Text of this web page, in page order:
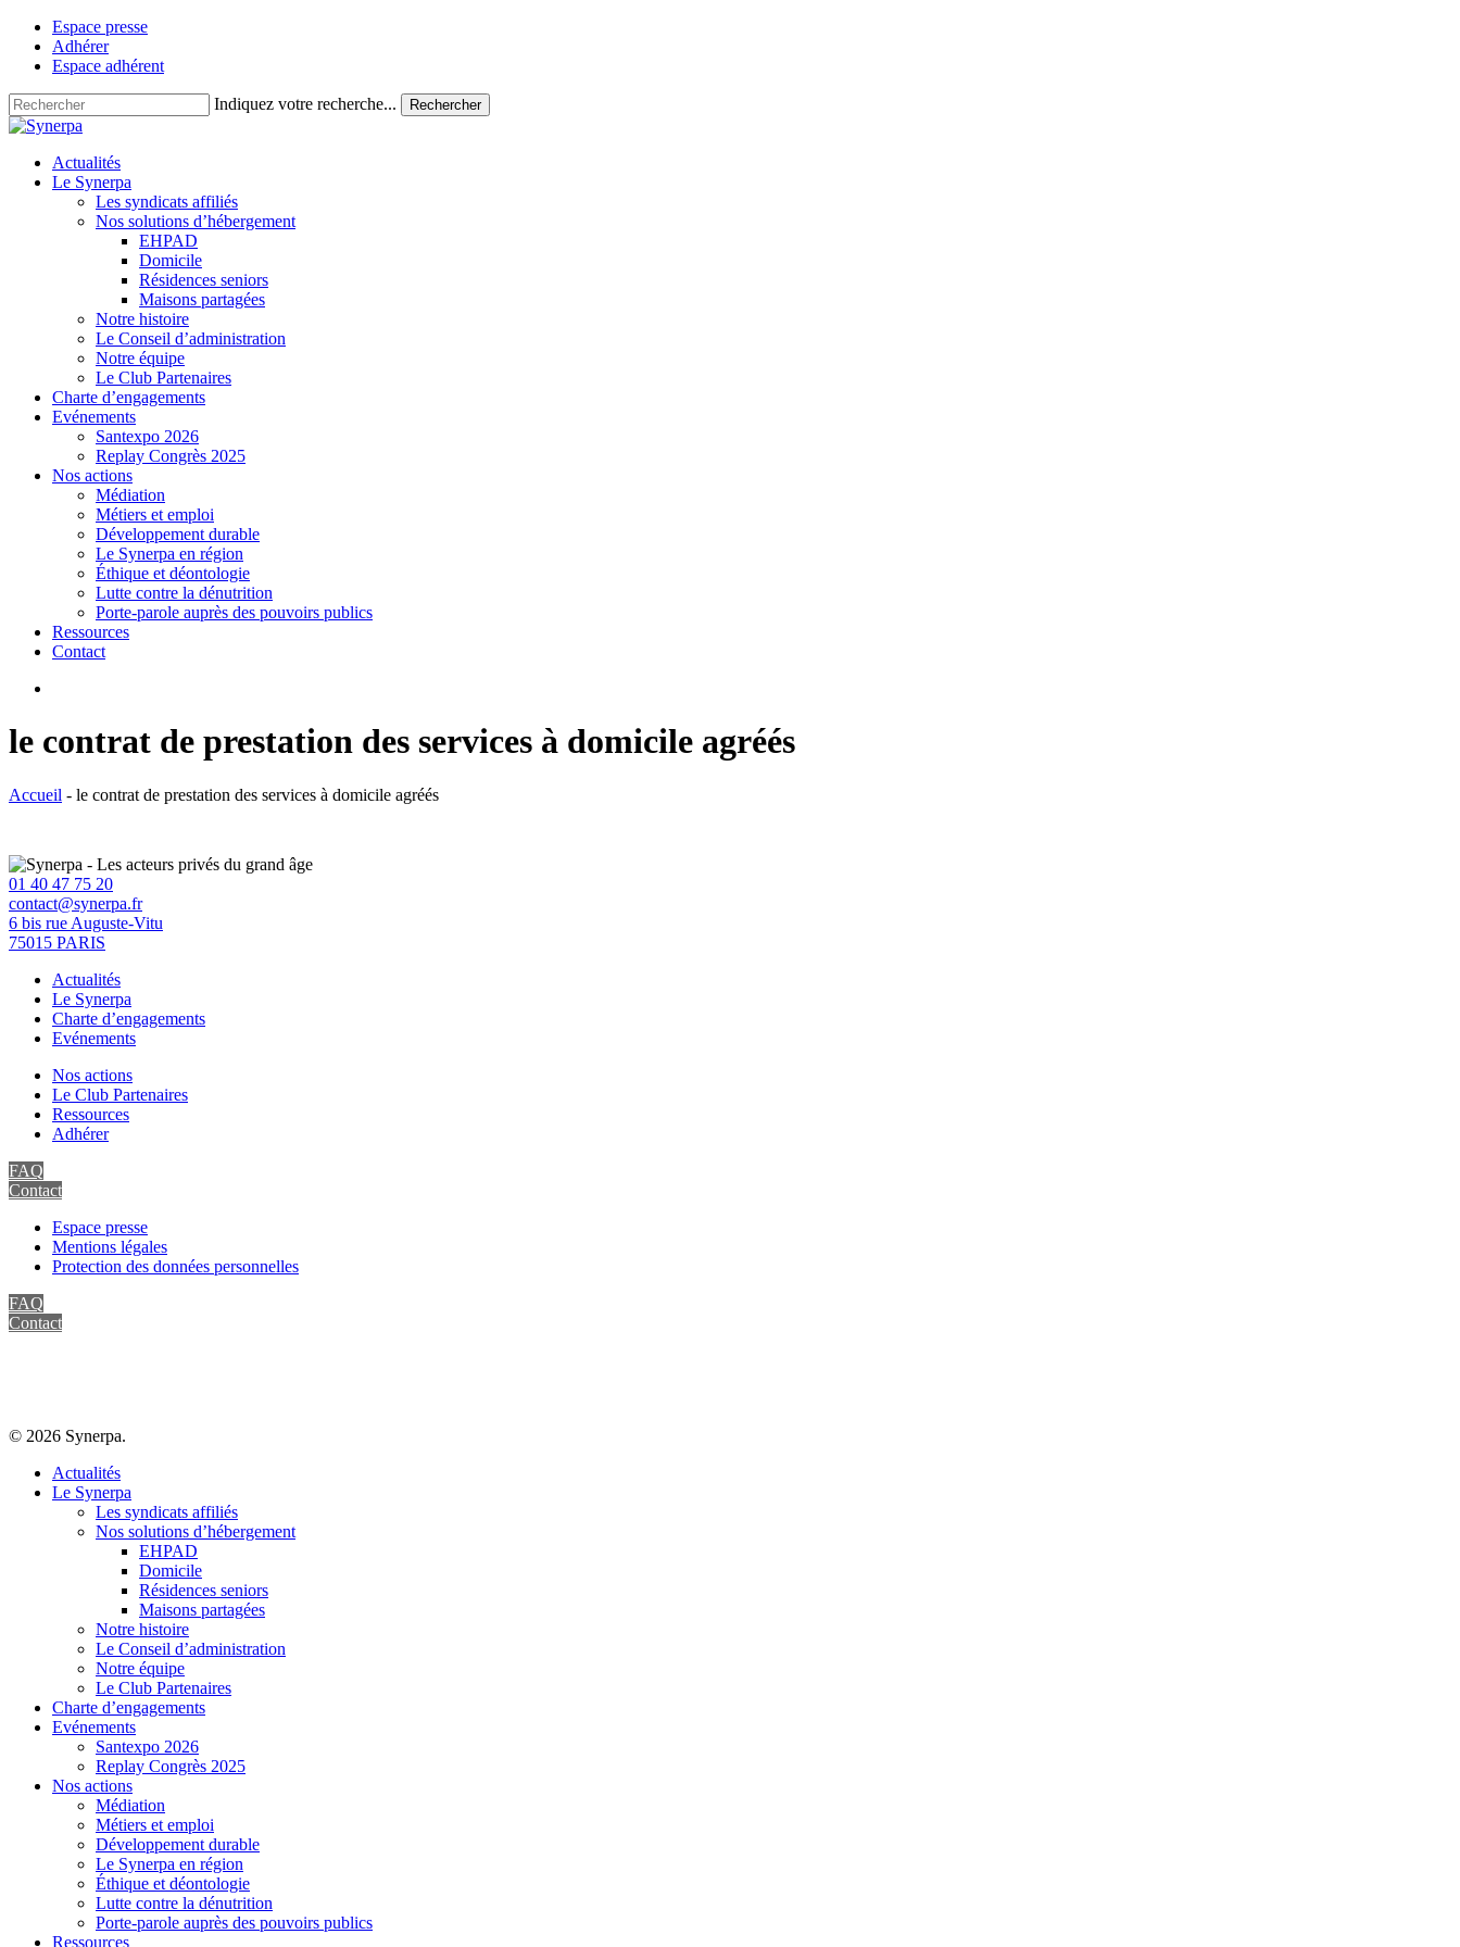
Skip
main
Espace presse
Adhérer
Espace adhérent
Indiquez votre recherche... Rechercher
Close
search
Menu
Actualités
Le Synerpa
Les syndicats affiliés
Nos solutions d’hébergement
EHPAD
Domicile
Résidences seniors
Maisons partagées
Notre histoire
Le Conseil d’administration
Notre équipe
Le Club Partenaires
Charte d’engagements
Evénements
Santexpo 2026
Replay Congrès 2025
Nos actions
Médiation
Métiers et emploi
Développement durable
Le Synerpa en région
Éthique et déontologie
Lutte contre la dénutrition
Porte-parole auprès des pouvoirs publics
Ressources
Contact
le contrat de prestation des services à domicile agréés
Accueil - le contrat de prestation des services à domicile agréés
01 40 47 75 20
contact@synerpa.fr
6 bis rue Auguste-Vitu
75015 PARIS
Actualités
Le Synerpa
Charte d’engagements
Evénements
Nos actions
Le Club Partenaires
Ressources
Adhérer
FAQ
Contact
Espace presse
Mentions légales
Protection des données personnelles
FAQ
Contact
© 2026 Synerpa.
Close
Menu
Actualités
Le Synerpa
Les syndicats affiliés
Nos solutions d’hébergement
EHPAD
Domicile
Résidences seniors
Maisons partagées
Notre histoire
Le Conseil d’administration
Notre équipe
Le Club Partenaires
Charte d’engagements
Evénements
Santexpo 2026
Replay Congrès 2025
Nos actions
Médiation
Métiers et emploi
Développement durable
Le Synerpa en région
Éthique et déontologie
Lutte contre la dénutrition
Porte-parole auprès des pouvoirs publics
Ressources